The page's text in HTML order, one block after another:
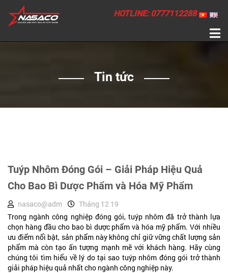
HOTLINE: 0777112288
Tin tức
Tuýp Nhôm Đóng Gói – Giải Pháp Hiệu Quả
Cho Bao Bì Dược Phẩm và Hóa Mỹ Phẩm
nasaco@adm
Tháng 12 19
Trong ngành công nghiệp đóng gói, tuýp nhôm đã trở thành lựa
chọn hàng đầu cho bao bì dược phẩm và hóa mỹ phẩm. Với nhiều
ưu điểm nổi bật, sản phẩm này không chỉ giữ vững chất lượng sản
phẩm mà còn tạo ấn tượng mạnh mẽ với khách hàng. Hãy cùng
chúng tôi tìm hiểu về lý do tại sao tuýp nhôm đóng gói trở thành
giải pháp hiệu quả nhất cho ngành công nghiệp này.